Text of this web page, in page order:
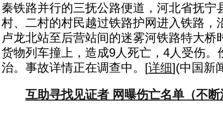
秦铁路并行的三抚公路便道，河北省抚宁
村、二村的村民越过铁路护网进入铁路，
卢龙北站至后营站间的迷雾河铁路特大桥
货物列车撞上，造成9人死亡，4人受伤。
治。事故详情正在调查中。[详细](中国新
互助寻找见证者 网曝伤亡名单（不断